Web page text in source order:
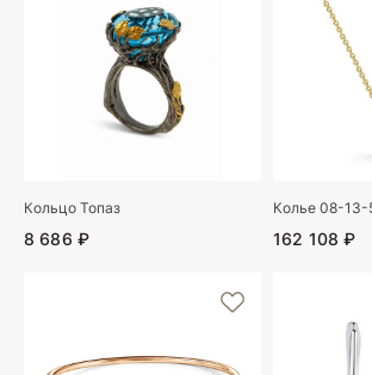
Кольцо Топаз
8 686 ₽ 162 108 ₽